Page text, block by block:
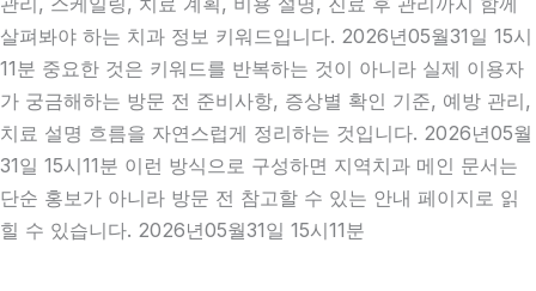
살펴봐야 하는 치과 정보 키워드입니다. 2026년05월31일 15시
11분 중요한 것은 키워드를 반복하는 것이 아니라 실제 이용자
가 궁금해하는 방문 전 준비사항, 증상별 확인 기준, 예방 관리,
치료 설명 흐름을 자연스럽게 정리하는 것입니다. 2026년05월
31일 15시11분 이런 방식으로 구성하면 지역치과 메인 문서는
단순 홍보가 아니라 방문 전 참고할 수 있는 안내 페이지로 읽
힐 수 있습니다. 2026년05월31일 15시11분